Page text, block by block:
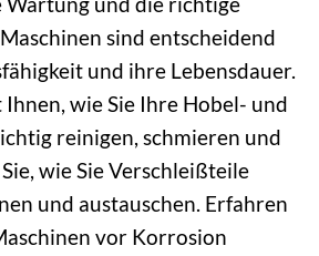
sind entscheidend
und ihre Lebensdauer.
Ihnen, wie Sie Ihre Hobel- und
reinigen, schmieren und
wie Sie Verschleißteile
und austauschen. Erfahren
vor Korrosion